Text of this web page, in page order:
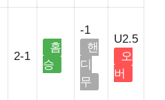
2-1
홈
승
-1
핸
디
무
U2.5
오
버